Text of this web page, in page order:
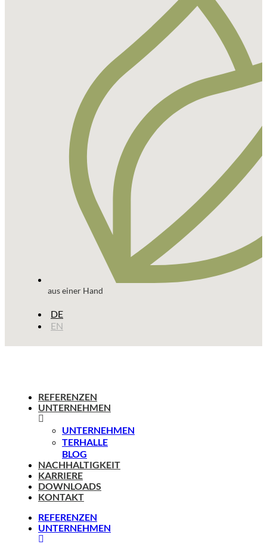
aus einer Hand
DE
EN
REFERENZEN
UNTERNEHMEN
UNTERNEHMEN
TERHALLE
BLOG
NACHHALTIGKEIT
KARRIERE
DOWNLOADS
KONTAKT
REFERENZEN
UNTERNEHMEN